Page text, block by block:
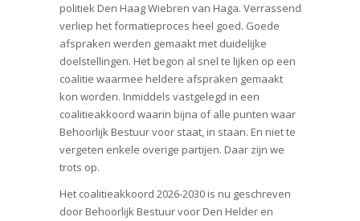
politiek Den Haag Wiebren van Haga. Verrassend
verliep het formatieproces heel goed. Goede
afspraken werden gemaakt met duidelijke
doelstellingen. Het begon al snel te lijken op een
coalitie waarmee heldere afspraken gemaakt
kon worden. Inmiddels vastgelegd in een
coalitieakkoord waarin bijna of alle punten waar
Behoorlijk Bestuur voor staat, in staan. En niet te
vergeten enkele overige partijen. Daar zijn we
trots op.
Het coalitieakkoord 2026-2030 is nu geschreven
door Behoorlijk Bestuur voor Den Helder en